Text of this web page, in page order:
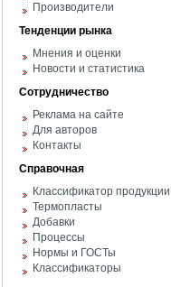
Производители
Тенденции рынка
Мнения и оценки
Новости и статистика
Сотрудничество
Реклама на сайте
Для авторов
Контакты
Справочная
Классификатор продукции
Термопласты
Добавки
Процессы
Нормы и ГОСТы
Классификаторы